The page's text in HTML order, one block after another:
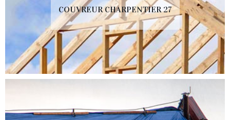
COUVREUR CHARPENTIER 27